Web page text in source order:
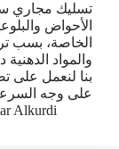
تسليك مجاري
الأحواض
الخاصة، بسب
والمواد
بنا لنعمل على
على وجه
Alkurdi